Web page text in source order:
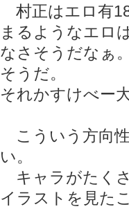
村正はエロ有
まるようなエロ
なさそうだなぁ
そうだ。
それかすけべー
こういう方向
い。
キャラがたく
イラストを見た